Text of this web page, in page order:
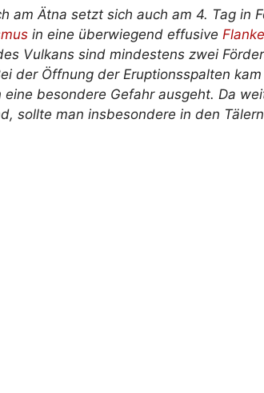
am Ätna setzt sich auch am 4. Tag in
in eine überwiegend effusive
Vulkans sind mindestens zwei
der Öffnung der Eruptionsspalten
eine besondere Gefahr ausgeht. Da
sollte man insbesondere in den